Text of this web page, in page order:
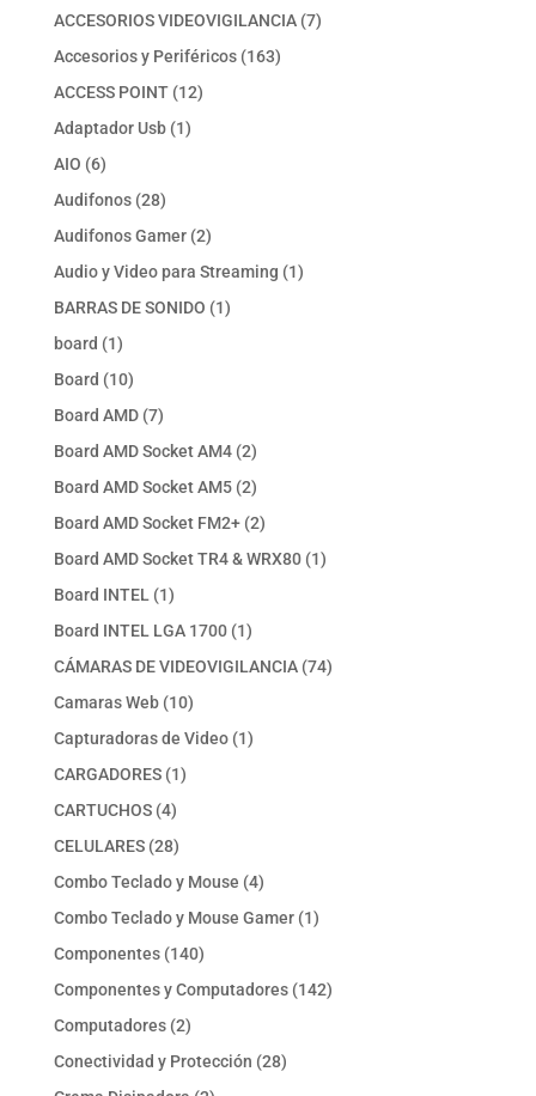
producto
ACCESORIOS VIDEOVIGILANCIA 77
Accesorios y Periféricos 163163
ACCESS POINT 1212
Adaptador Usb 11
AIO 66
productos
Audifonos 2828
productos
Audifonos Gamer 22
productos
Audio y Video para Streaming 11
BARRAS DE SONIDO 11
board 11
producto
Board 1010
productos
Board AMD 77
productos
Board AMD Socket AM4 22
productos
Board AMD Socket AM5 22
productos
Board AMD Socket FM2+ 22
productos
Board AMD Socket TR4 & WRX80 11
Board INTEL 11
producto
Board INTEL LGA 1700 11
producto
CÁMARAS DE VIDEOVIGILANCIA 7474
Camaras Web 1010
productos
Capturadoras de Video 11
CARGADORES 11
CARTUCHOS 44
productos
CELULARES 2828
productos
Combo Teclado y Mouse 44
productos
Combo Teclado y Mouse Gamer 11
Componentes 140140
productos
Componentes y Computadores 142142
Computadores 22
productos
Conectividad y Protección 2828